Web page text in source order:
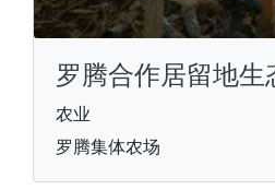
罗腾合作居留地生
农业
罗腾集体农场